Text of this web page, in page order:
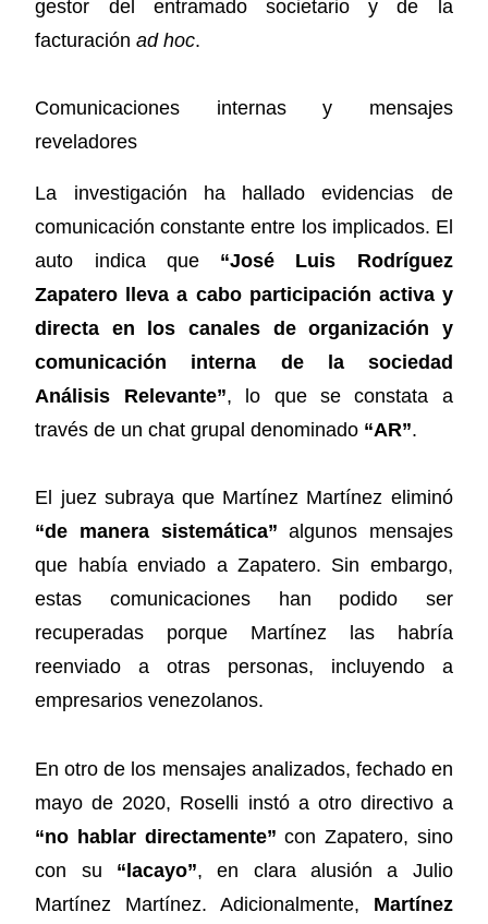
gestor del entramado societario y de la
facturaciónad hoc.
Comunicaciones internas y mensajes
reveladores
La investigación ha hallado evidencias de
comunicación constante entre los implicados. El
auto indica que “José Luis Rodríguez
Zapatero lleva a cabo participación activa y
directa en los canales de organización y
comunicación interna de la sociedad
Análisis Relevante”, lo que se constata a
través de un chat grupal denominado “AR”.
El juez subraya que Martínez Martínez eliminó
“de manera sistemática” algunos mensajes
que había enviado a Zapatero. Sin embargo,
estas comunicaciones han podido ser
recuperadas porque Martínez las habría
reenviado a otras personas, incluyendo a
empresarios venezolanos.
En otro de los mensajes analizados, fechado en
mayo de 2020, Roselli instó a otro directivo a
“no hablar directamente” con Zapatero, sino
con su “lacayo”, en clara alusión a Julio
Martínez Martínez. Adicionalmente, Martínez